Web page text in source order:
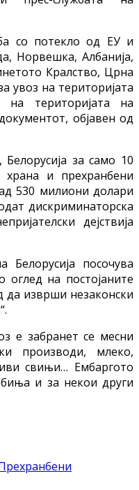
со потекло од ЕУ и
Норвешка, Албанија,
Кралство, Црна
увоз на територијата
на територијата на
објавен од
за само 10
и прехранбени
530 милиони долари
дискриминаторска
дејствија
Белорусија посочува
оглед на постојаните
да изврши незаконски
е забранет се месни
производи, млеко,
свињи… Ембаргото
и за некои други